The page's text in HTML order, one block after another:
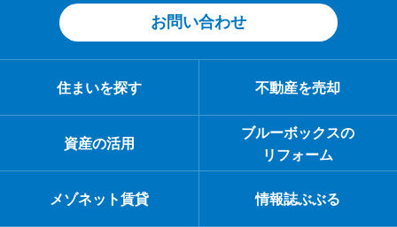
お問い合わせ
住まいを探す 不動産を売却
資産の活用
ブルーボックスの
リフォーム
メゾネット賃貸 情報誌ぶぶる